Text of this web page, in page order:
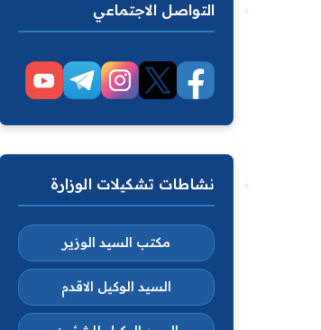
التواصل الاجتماعي
نشاطات تشكيلات الوزارة
مكتب السيد الوزير
السيد الوكيل الاقدم